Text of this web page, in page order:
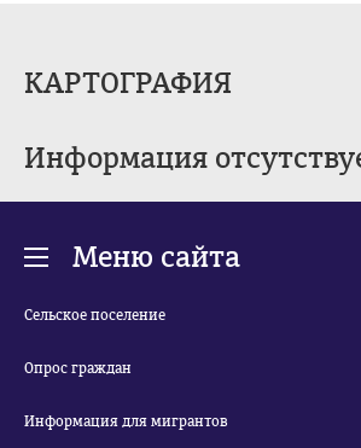
КАРТОГРАФИЯ
Информация
Меню сайта
Сельское поселение
Опрос граждан
Информация для мигрантов